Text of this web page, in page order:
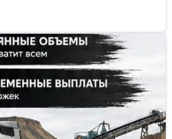
и стабильные выплаты